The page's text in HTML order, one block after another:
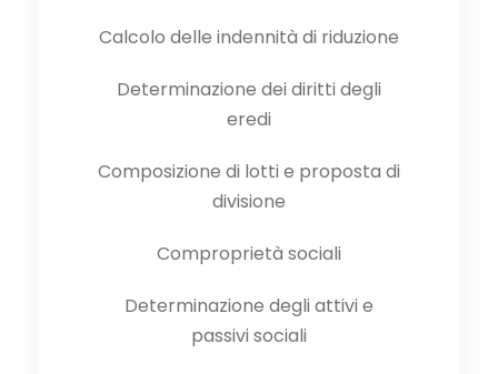
Calcolo delle indennità di riduzione
Determinazione dei diritti degli
eredi
Composizione di lotti e proposta di
divisione
Comproprietà sociali
Determinazione degli attivi e
passivi sociali